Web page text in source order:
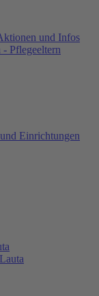
und Infos
Pflegeeltern
Einrichtungen